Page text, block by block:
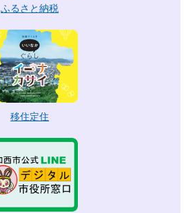
ふるさと納税
移住定住